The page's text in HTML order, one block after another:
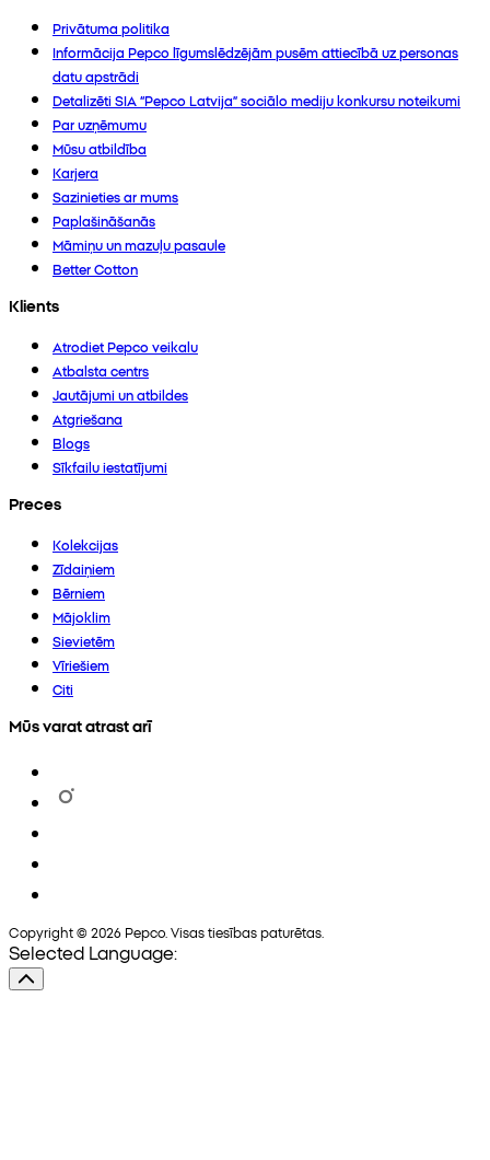
Privātuma politika
Informācija Pepco līgumslēdzējām pusēm attiecībā uz personas
datu apstrādi
Detalizēti SIA “Pepco Latvija” sociālo mediju konkursu noteikumi
Par uzņēmumu
Mūsu atbildība
Karjera
Sazinieties ar mums
Paplašināšanās
Māmiņu un mazuļu pasaule
Better Cotton
Klients
Atrodiet Pepco veikalu
Atbalsta centrs
Jautājumi un atbildes
Atgriešana
Blogs
Sīkfailu iestatījumi
Preces
Kolekcijas
Zīdaiņiem
Bērniem
Mājoklim
Sievietēm
Vīriešiem
Citi
Mūs varat atrast arī
Copyright © 2026 Pepco. Visas tiesības paturētas.
Selected Language: